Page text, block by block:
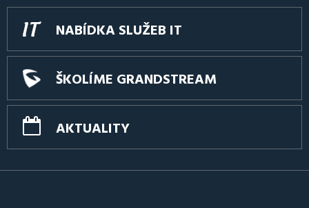
NABÍDKA SLUŽEB IT
ŠKOLÍME GRANDSTREAM
AKTUALITY